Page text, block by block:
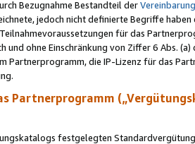
Bezugnahme Bestandteil der
jedoch nicht definierte Begriffe haben
für das
ohne Einschränkung von Ziffer 6 Abs.
Partnerprogramm, die IP-Lizenz für das
Partnerprogramm
festgelegten